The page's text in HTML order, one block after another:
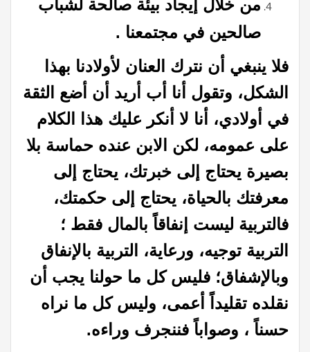
من خلال إيجاد بيئة صالحة لشباب
صالحين في مجتمعنا .
فلا ينبغي أن نترك العنان لأولادنا بهذا
الشكل، وتقول أنا أب أريد أن أضع الثقة
في أولادي، أنا لا أنكر عليك هذا الكلام
على عمومه، لكن الابن عنده حماسة بلا
بصيرة يحتاج إلى خبرتك، يحتاج إلى
معرفتك بالحياة، يحتاج إلى حكمتك،
فالتربية ليست إنفاقاً بالمال فقط ؛
التربية توجيه، ورعاية، التربية بالإنفاق
وبالإشفاق؛ فليس كل ما حولنا يجب أن
نقلده تقليداً أعمى، وليس كل ما نراه
حسناً ، وصواباً فننجرف وراءه.